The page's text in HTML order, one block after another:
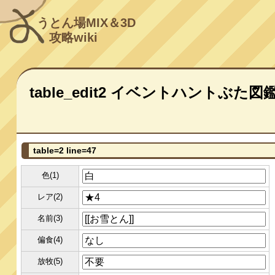
うとん場MIX＆3D
攻略wiki
table_edit2 イベントハントぶた図
table=2 line=47
色(1)
レア(2)
名前(3)
偏食(4)
放牧(5)